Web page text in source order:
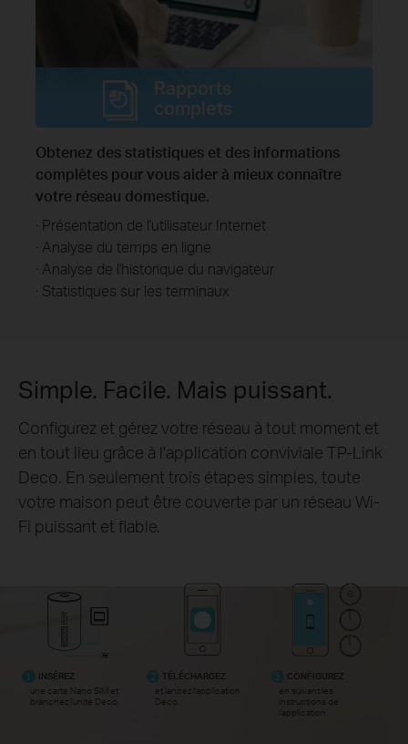
Rapports
complets
Obtenez des statistiques et des informations
complètes pour vous aider à mieux connaître
votre réseau domestique.
· Présentation de l'utilisateur Internet
· Analyse du temps en ligne
· Analyse de l'historique du navigateur
· Statistiques sur les terminaux
Simple. Facile. Mais puissant.
Configurez et gérez votre réseau à tout moment et
en tout lieu grâce à l'application conviviale TP-Link
Deco. En seulement trois étapes simples, toute
votre maison peut être couverte par un réseau Wi-
Fi puissant et fiable.
1
INSÉREZ
une carte Nano SIM et
branchez l'unité Deco.
2
TÉLÉCHARGEZ
et lancez l'application
Deco.
3
CONFIGUREZ
en suivant les
instructions de
l'application.